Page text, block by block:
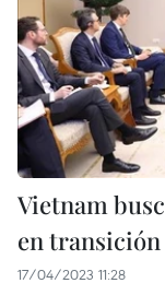
Vietnam
en
17/04/2023 11:28